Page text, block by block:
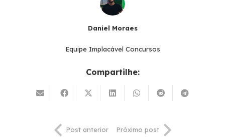
Daniel Moraes
Equipe Implacável Concursos
Compartilhe:
Post anterior Próximo post